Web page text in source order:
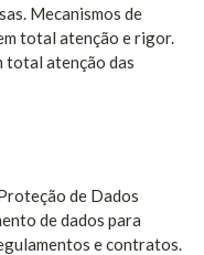
Mecanismos de
total atenção e rigor.
total atenção das
de Dados
de dados para
e contratos.